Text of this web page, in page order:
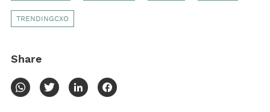
TRENDINGCXO
Share